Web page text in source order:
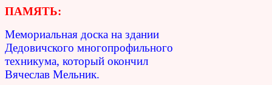
ПАМЯТЬ:
Мемориальная доска на здании
Дедовичского многопрофильного
техникума, который окончил
Вячеслав Мельник.